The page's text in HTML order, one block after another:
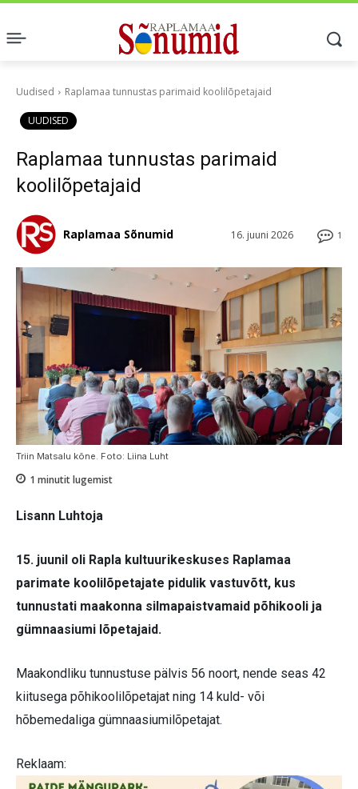
Uudised Raplamaa tunnustas parimaid koolilõpetajaid
UUDISED
Raplamaa tunnustas parimaid
koolilõpetajaid
1
16. juuni 2026
Raplamaa Sõnumid
Triin Matsalu kõne. Foto: Liina Luht
1 minutit lugemist
Lisann Luhtoja
15. juunil oli Rapla kultuurikeskuses Raplamaa
parimate koolilõpetajate pidulik vastuvõtt, kus
tunnustati maakonna silmapaistvamaid põhikooli ja
gümnaasiumi lõpetajaid.
Maakondliku tunnustuse pälvis 56 noort, nende seas 42
kiitusega põhikoolilõpetajat ning 14 kuld- või
hõbemedaliga gümnaasiumilõpetajat.
Reklaam: